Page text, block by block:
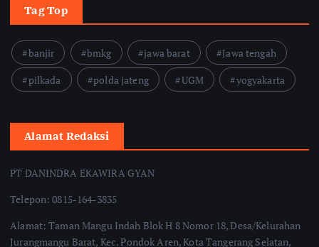
Tag Top
banjir bmkg jawa barat
Jawa tengah
pilkada
polda jateng UGM yogyakarta
Alamat Redaksi
PT DANINDRA EKAWIRA GYAN
Telepon: 0815-164-3835
Alamat: Taman Mangu Indah Blok H 8 Nomor 18, Desa/Kelurahan
Jurangmangu Barat, Kec. Pondok Aren, Kota Tangerang Selatan,